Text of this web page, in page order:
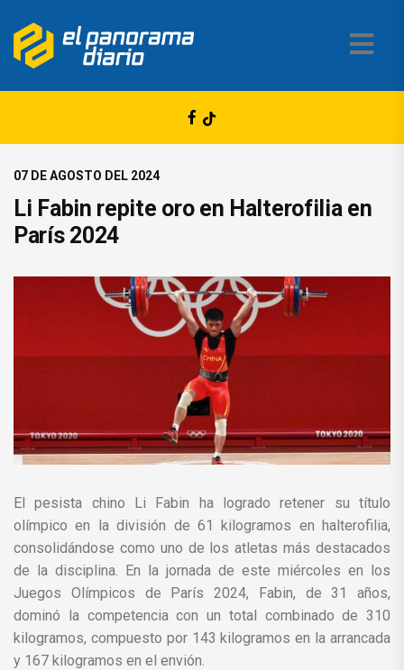
07 DE AGOSTO DEL 2024
Li Fabin repite oro en Halterofilia en
París 2024
El pesista chino Li Fabin ha logrado retener su título
olímpico en la división de 61 kilogramos en halterofilia,
consolidándose como uno de los atletas más destacados
de la disciplina. En la jornada de este miércoles en los
Juegos Olímpicos de París 2024, Fabin, de 31 años,
dominó la competencia con un total combinado de 310
kilogramos, compuesto por 143 kilogramos en la arrancada
y 167 kilogramos en el envión.